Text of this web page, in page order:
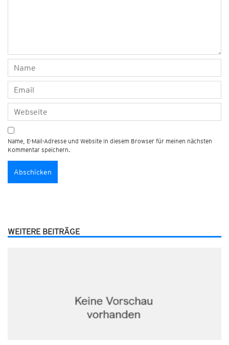
Name, E-Mail-Adresse und Website in diesem Browser für meinen nächsten
Kommentar speichern.
WEITERE BEITRÄGE